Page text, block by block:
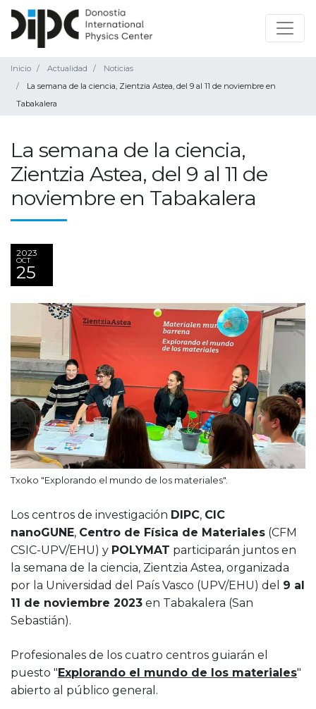
Inicio Actualidad
Noticias
La semana de la ciencia, Zientzia Astea, del 9 al 11 de noviembre en
Tabakalera
La semana de la ciencia,
Zientzia Astea, del 9 al 11 de
noviembre en Tabakalera
2023
OCT
25
Txoko "Explorando el mundo de los materiales".
Los centros de investigación DIPC, CIC
nanoGUNE, Centro de Física de Materiales (CFM
CSIC-UPV/EHU) y POLYMAT participarán juntos en
la semana de la ciencia, Zientzia Astea, organizada
por la Universidad del País Vasco (UPV/EHU) del 9 al
11 de noviembre 2023 en Tabakalera (San
Sebastián).
Profesionales de los cuatro centros guiarán el
puesto "Explorando el mundo de los materiales"
abierto al público general.